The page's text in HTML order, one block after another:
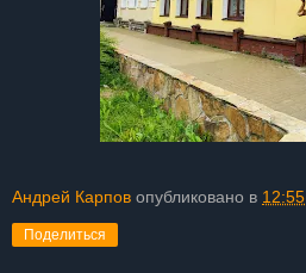
Андрей Карпов опубликовано в 12:55
Поделиться